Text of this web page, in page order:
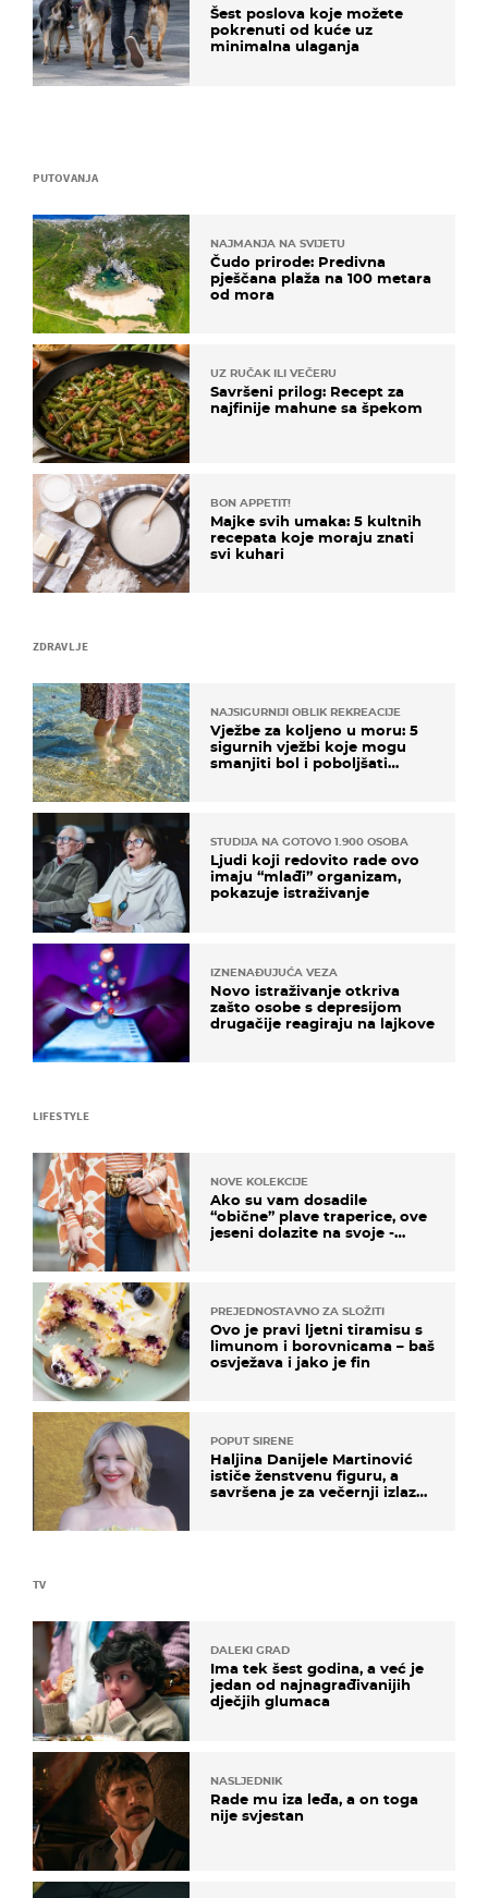
ZDRAVLJE
NAJSIGURNIJI OBLIK REKREACIJE
Vježbe za koljeno u moru: 5
sigurnih vježbi koje mogu
smanjiti bol i poboljšati
STUDIJA NA GOTOVO 1.900 OSOBA
Ljudi koji redovito rade ovo
imaju “mlađi” organizam,
pokazuje istraživanje
IZNENAĐUJUĆA VEZA
Novo istraživanje otkriva
zašto osobe s depresijom
drugačije reagiraju na lajkove
TV
DALEKI GRAD
Ima tek šest godina, a već je
jedan od najnagrađivanijih
dječjih glumaca
NASLJEDNIK
Rade mu iza leđa, a on toga
nije svjestan
PUTOVANJA
NAJMANJA NA SVIJETU
Čudo prirode: Predivna
pješčana plaža na 100 metara
od mora
UZ RUČAK ILI VEČERU
Savršeni prilog: Recept za
najfinije mahune sa špekom
BON APPETIT!
Majke svih umaka: 5 kultnih
recepata koje moraju znati
svi kuhari
Šest poslova koje možete
pokrenuti od kuće uz
minimalna ulaganja
LIFESTYLE
NOVE KOLEKCIJE
Ako su vam dosadile
“obične” plave traperice, ove
jeseni dolazite na svoje -
PREJEDNOSTAVNO ZA SLOŽITI
Ovo je pravi ljetni tiramisu s
limunom i borovnicama – baš
osvježava i jako je fin
POPUT SIRENE
Haljina Danijele Martinović
ističe ženstvenu figuru, a
savršena je za večernji izlazak